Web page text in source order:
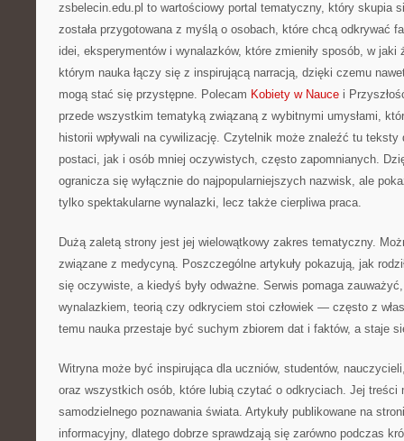
zsbelecin.edu.pl to wartościowy portal tematyczny, który skupia
została przygotowana z myślą o osobach, które chcą odkrywać
idei, eksperymentów i wynalazków, które zmieniły sposób, w jaki
którym nauka łączy się z inspirującą narracją, dzięki czemu
mogą stać się przystępne. Polecam Kobiety w Nauce i
przede wszystkim tematyką związaną z wybitnymi umysłami,
historii wpływali na cywilizację. Czytelnik może znaleźć tu
postaci, jak i osób mniej oczywistych, często zapomnianych.
ogranicza się wyłącznie do najpopularniejszych nazwisk, ale
tylko spektakularne wynalazki, lecz także cierpliwa praca.
Dużą zaletą strony jest jej wielowątkowy zakres tematyczny.
związane z medycyną. Poszczególne artykuły pokazują, jak
się oczywiste, a kiedyś były odważne. Serwis pomaga
wynalazkiem, teorią czy odkryciem stoi człowiek — często z
temu nauka przestaje być suchym zbiorem dat i faktów, a staje
Witryna może być inspirująca dla uczniów, studentów,
oraz wszystkich osób, które lubią czytać o odkryciach. Jej treści
samodzielnego poznawania świata. Artykuły publikowane na
informacyjny, dlatego dobrze sprawdzają się zarówno podczas